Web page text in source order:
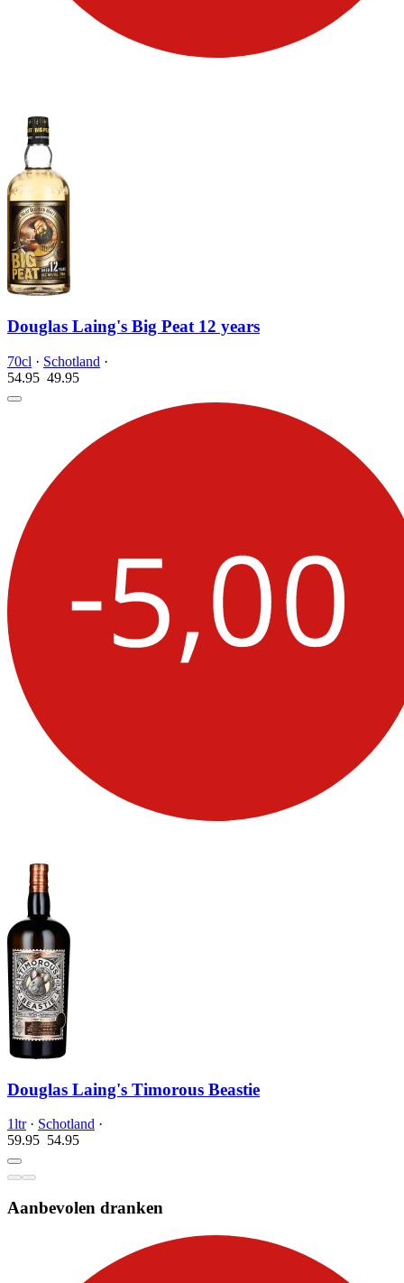
Douglas Laing's Big Peat 12 years
70cl · Schotland ·
54.95 49.95
Douglas Laing's Timorous Beastie
1ltr· Schotland ·
59.95 54.95
Aanbevolen dranken